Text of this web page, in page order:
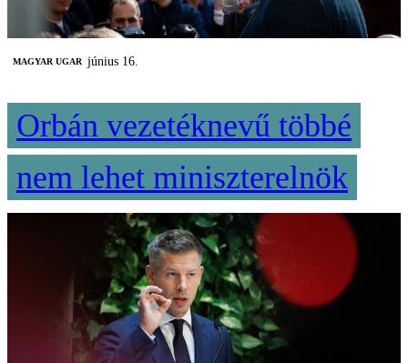
MAGYAR UGAR június 16.
Orbán vezetéknevű többé
nem lehet miniszterelnök